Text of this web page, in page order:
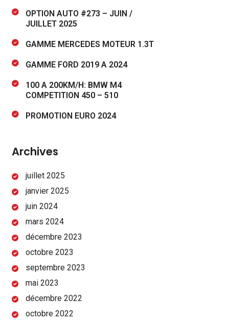
OPTION AUTO #273 – JUIN /
JUILLET 2025
GAMME MERCEDES MOTEUR 1.3T
GAMME FORD 2019 A 2024
100 A 200KM/H: BMW M4
COMPETITION 450 – 510
PROMOTION EURO 2024
Archives
juillet 2025
janvier 2025
juin 2024
mars 2024
décembre 2023
octobre 2023
septembre 2023
mai 2023
décembre 2022
octobre 2022